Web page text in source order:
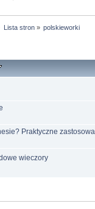
Lista stron» polskieworki
Praktyczne
wieczory